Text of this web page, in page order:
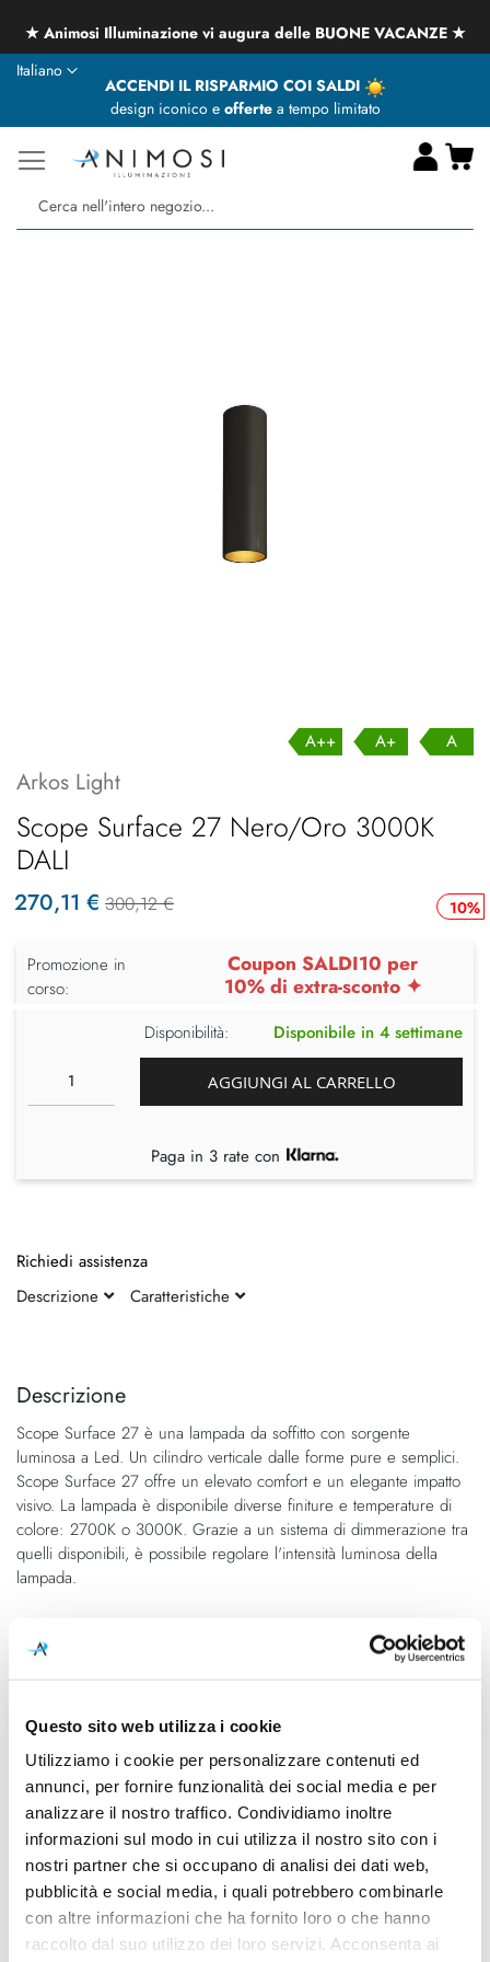
Questo sito web utilizza i cookie
Utilizziamo i cookie per personalizzare contenuti ed
annunci, per fornire funzionalità dei social media e per
analizzare il nostro traffico. Condividiamo inoltre
informazioni sul modo in cui utilizza il nostro sito con i
nostri partner che si occupano di analisi dei dati web,
pubblicità e social media, i quali potrebbero combinarle
con altre informazioni che ha fornito loro o che hanno
raccolto dal suo utilizzo dei loro servizi. Acconsenta ai
★ Animosi Illuminazione vi augura delle BUONE VACANZE ★
ACCENDI IL RISPARMIO COI SALDI
design iconico e offertea tempo limitato
Lingua
Italiano
fine
galleria
di
immagini
della
di
immagini
Descrizione
Scope Surface 27 è una lampada da soffitto con sorgente
luminosa a Led. Un cilindro verticale dalle forme pure e semplici.
Scope Surface 27 offre un elevato comfort e un elegante impatto
visivo. La lampada è disponibile diverse finiture e temperature di
colore: 2700K o 3000K. Grazie a un sistema di dimmerazione tra
quelli disponibili, è possibile regolare l'intensità luminosa della
lampada.
Caratteristiche
A2602031NG
3000K
Dimensioni
Ø 80mm - H 270mm
Sorgente luminosa
Led integrato
Potenza e attacco
7W - 3000K - 940Lm - CRI90
Dimmerazione
DALI
Classe energetica
A++, A+, A
Mpn
A2602031NG
A++ A+ A
Arkos Light
Scope Surface 27 Nero/Oro 3000K
DALI
10%
270,11 € 300,12 €
Promozione in
corso:
Coupon SALDI10 per
10% di extra-sconto ✦
Disponibilità: Disponibile in 4 settimane
AGGIUNGI AL CARRELLO
Paga in 3 rate con
Richiedi assistenza
Descrizione
Caratteristiche